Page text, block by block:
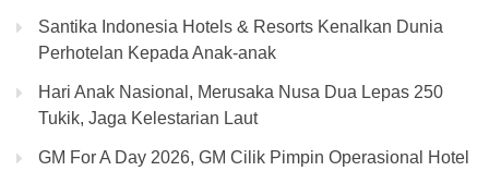
Santika Indonesia Hotels & Resorts Kenalkan Dunia
Perhotelan Kepada Anak-anak
Hari Anak Nasional, Merusaka Nusa Dua Lepas 250
Tukik, Jaga Kelestarian Laut
GM For A Day 2026, GM Cilik Pimpin Operasional Hotel